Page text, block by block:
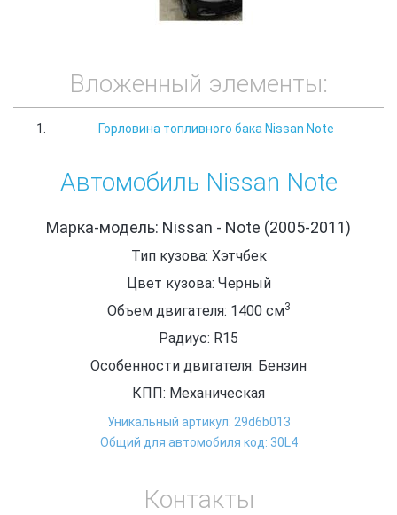
Вложенный элементы:
Горловина топливного бака Nissan Note
Автомобиль Nissan Note
Марка-модель: Nissan - Note (2005-2011)
Тип кузова: Хэтчбек
Цвет кузова: Черный
Объем двигателя: 1400 см3
Радиус: R15
Особенности двигателя: Бензин
КПП: Механическая
Уникальный артикул: 29d6b013
Общий для автомобиля код: 30L4
Контакты